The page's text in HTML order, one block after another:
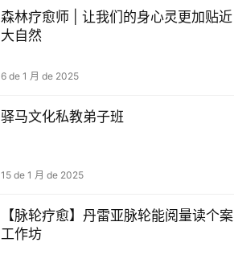
森林疗愈师 | 让我们的身心灵更加贴近
大自然
6 de 1 月 de 2025
驿马文化私教弟子班
15 de 1 月 de 2025
【脉轮疗愈】丹雷亚‬脉轮能阅量‬读个案
工作坊